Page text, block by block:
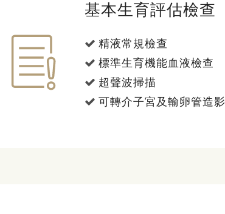
基本生育評估檢查
精液常規檢查
標準生育機能血液檢查
超聲波掃描
可轉介子宮及輸卵管造影